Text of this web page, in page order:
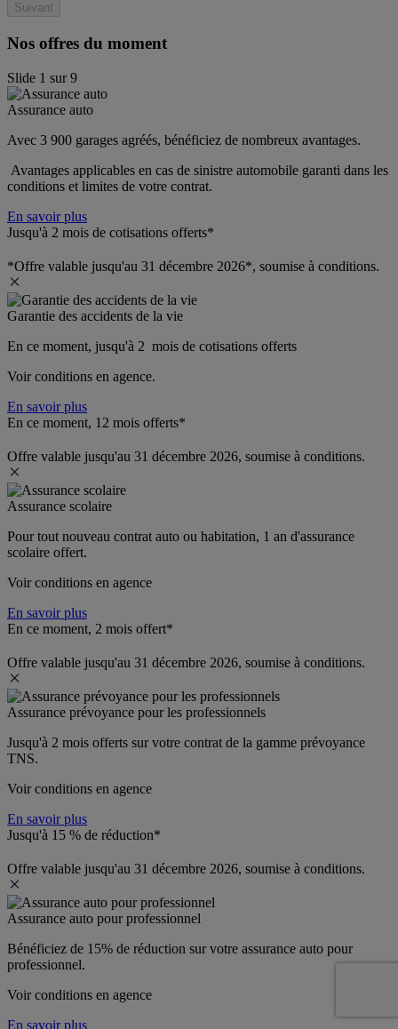
Suivant
Nos offres du moment
Slide 1 sur9
Assurance auto
Avec 3 900 garages agréés, bénéficiez de nombreux avantages.
Avantages applicables en cas de sinistre automobile garanti dans les
conditions et limites de votre contrat.
En savoir plus
Jusqu'à 2 mois de cotisations offerts*
*Offre valable jusqu'au 31 décembre 2026*, soumise à conditions.
Garantie des accidents de la vie
En ce moment, jusqu'à 2  mois de cotisations offerts
Voir conditions en agence.
En savoir plus
En ce moment, 12 mois offerts*
Offre valable jusqu'au 31 décembre 2026, soumise à conditions.
Assurance scolaire
Pour tout nouveau contrat auto ou habitation, 1 an d'assurance
scolaire offert.
Voir conditions en agence
En savoir plus
En ce moment, 2 mois offert*
Offre valable jusqu'au 31 décembre 2026, soumise à conditions.
Assurance prévoyance pour les professionnels
Jusqu'à 2 mois offerts sur votre contrat de la gamme prévoyance
TNS.
Voir conditions en agence
En savoir plus
Jusqu'à 15 % de réduction*
Offre valable jusqu'au 31 décembre 2026, soumise à conditions.
Assurance auto pour professionnel
Bénéficiez de 15% de réduction sur votre assurance auto pour
professionnel.
Voir conditions en agence
En savoir plus